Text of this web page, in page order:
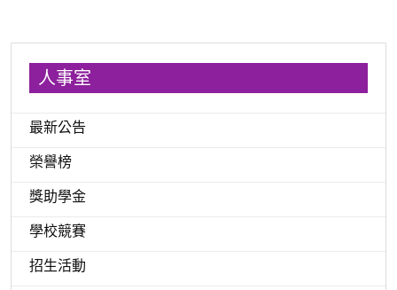
人事室
最新公告
榮譽榜
獎助學金
學校競賽
招生活動